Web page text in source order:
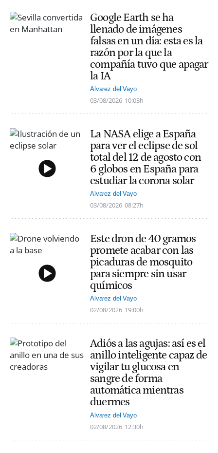
Google Earth se ha
llenado de imágenes
falsas en un día: esta es la
razón por la que la
compañía tuvo que apagar
la IA
Alvarez del Vayo
03/08/2026 10:03h
La NASA elige a España
para ver el eclipse de sol
total del 12 de agosto con
6 globos en España para
estudiar la corona solar
Alvarez del Vayo
03/08/2026 08:27h
Este dron de 40 gramos
promete acabar con las
picaduras de mosquito
para siempre sin usar
químicos
Alvarez del Vayo
02/08/2026 19:00h
Adiós a las agujas: así es el
anillo inteligente capaz de
vigilar tu glucosa en
sangre de forma
automática mientras
duermes
Alvarez del Vayo
02/08/2026 12:30h